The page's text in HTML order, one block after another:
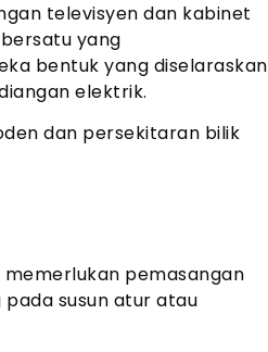
televisyen dan kabinet
yang
bentuk yang diselaraskan
elektrik.
dan persekitaran bilik
pemasangan
susun atur atau